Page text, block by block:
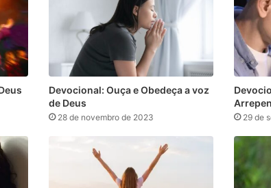
Devocional: Ouça e Obedeça a voz
de Deus
28 de novembro de 2023 29 de